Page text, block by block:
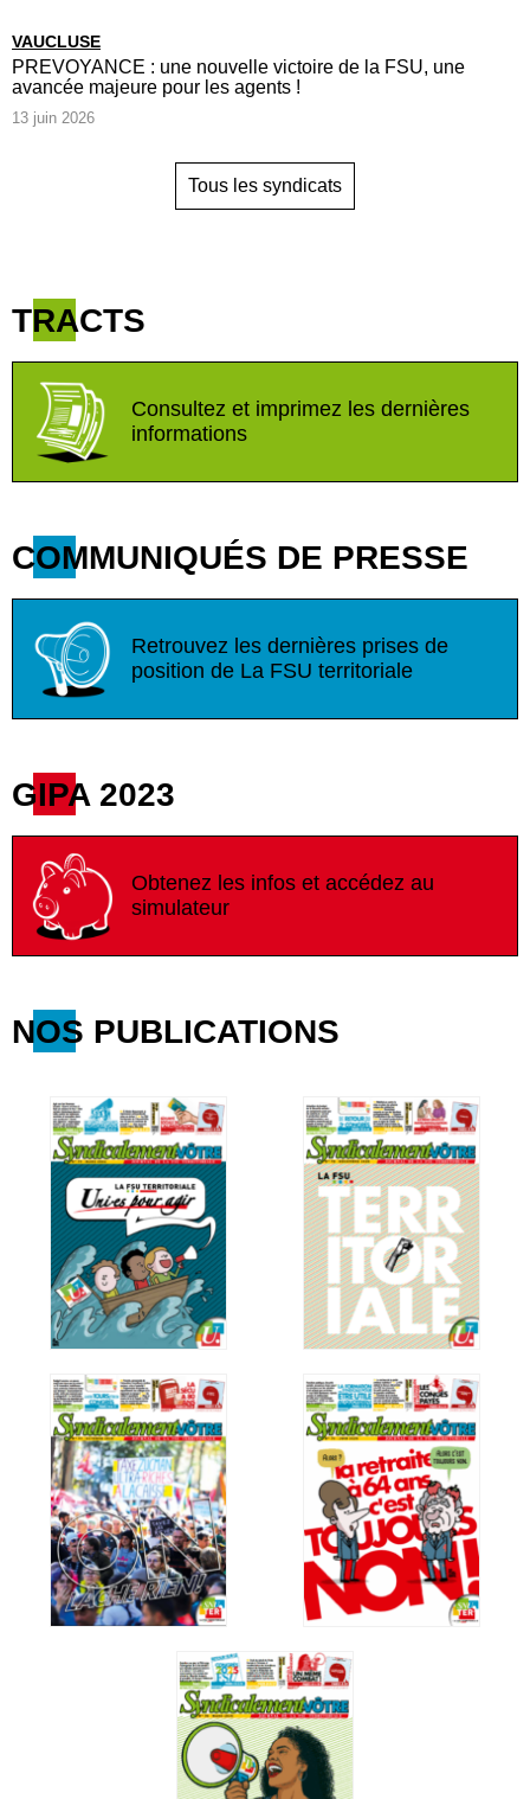
VAUCLUSE
PREVOYANCE : une nouvelle victoire de la FSU, une
avancée majeure pour les agents !
13 juin 2026
Tous les syndicats
TRACTS
Consultez et imprimez les dernières
informations
COMMUNIQUÉS DE PRESSE
Retrouvez les dernières prises de
position de La FSU territoriale
GIPA 2023
Obtenez les infos et accédez au
simulateur
NOS PUBLICATIONS